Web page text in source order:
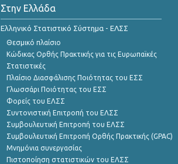
Στην Ελλάδα
Ελληνικό Στατιστικό Σύστημα - ΕΛΣΣ
Θεσμικό πλαίσιο
Κώδικας Ορθής Πρακτικής για τις Ευρωπαϊκές
Στατιστικές
Πλαίσιο Διασφάλισης Ποιότητας του ΕΣΣ
Γλωσσάρι Ποιότητας του ΕΣΣ
Φορείς του ΕΛΣΣ
Συντονιστική Επιτροπή του ΕΛΣΣ
Συμβουλευτική Επιτροπή του ΕΛΣΣ
Συμβουλευτική Επιτροπή Ορθής Πρακτικής (GPAC)
Μνημόνια συνεργασίας
Πιστοποίηση στατιστικών του ΕΛΣΣ